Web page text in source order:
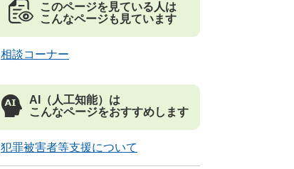
このページを見ている人は
こんなページも見ています
相談コーナー
AI（人工知能）は
こんなページをおすすめします
犯罪被害者等支援について